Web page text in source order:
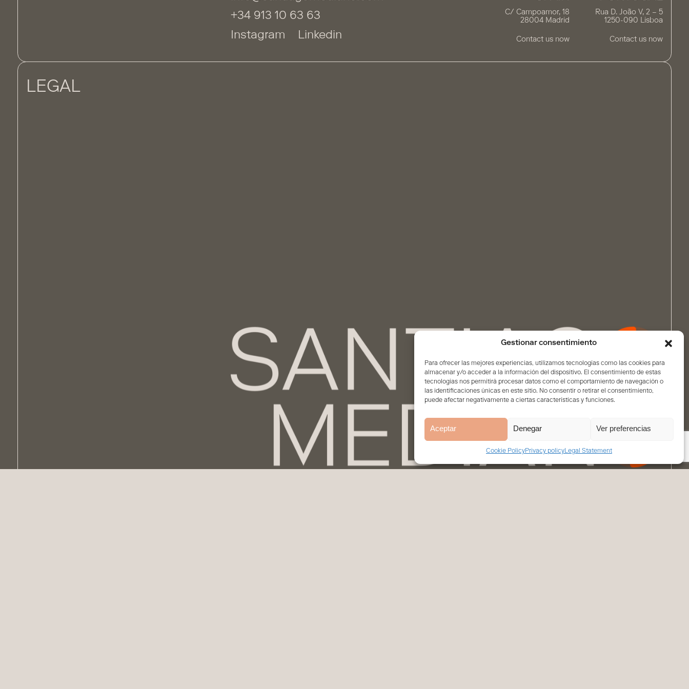
Gestionar consentimiento
Para ofrecer las mejores experiencias, utilizamos tecnologías como las cookies para
almacenar y/o acceder a la información del dispositivo. El consentimiento de estas
tecnologías nos permitirá procesar datos como el comportamiento de navegación o
las identificaciones únicas en este sitio. No consentir o retirar el consentimiento,
puede afectar negativamente a ciertas características y funciones.
Aceptar Denegar Ver preferencias
Cookie PolicyPrivacy policyLegal Statement
+34 913 10 63 63
Instagram
Linkedin
C/ Campoamor, 18
28004 Madrid
Contact us now
Rua D. João V, 2 – 5
1250-090 Lisboa
Contact us now
LEGAL